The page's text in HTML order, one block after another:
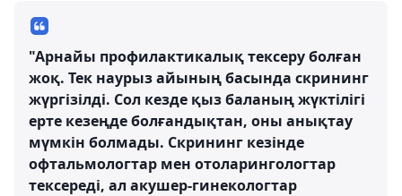
"Арнайы профилактикалық тексеру болған
жоқ. Тек наурыз айының басында скрининг
жүргізілді. Сол кезде қыз баланың жүктілігі
ерте кезеңде болғандықтан, оны анықтау
мүмкін болмады. Скрининг кезінде
офтальмологтар мен отоларингологтар
тексереді, ал акушер-гинекологтар